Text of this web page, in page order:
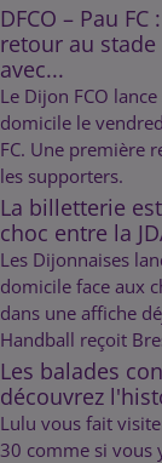
DFCO – Pau
retour au stade
avec...
Le Dijon FCO
domicile le
FC. Une première
les supporters.
La billetterie
choc entre la
Les Dijonnaises
domicile face aux
dans une affiche
Handball reçoit
Les balades
découvrez
Lulu vous fait
30 comme si vous